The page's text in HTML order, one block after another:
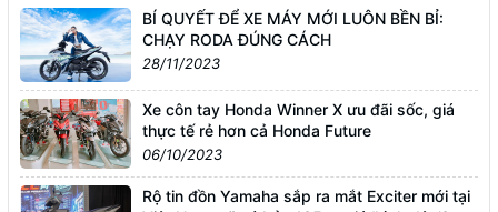
BÍ QUYẾT ĐỂ XE MÁY MỚI LUÔN BỀN BỈ:
CHẠY RODA ĐÚNG CÁCH
28/11/2023
Xe côn tay Honda Winner X ưu đãi sốc, giá
thực tế rẻ hơn cả Honda Future
06/10/2023
Rộ tin đồn Yamaha sắp ra mắt Exciter mới tại